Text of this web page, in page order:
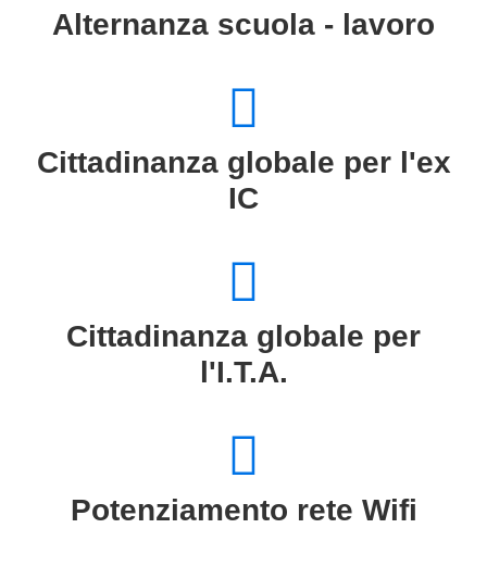
Alternanza scuola - lavoro
Cittadinanza globale per l'ex
IC
Cittadinanza globale per
l'I.T.A.
Potenziamento rete Wifi